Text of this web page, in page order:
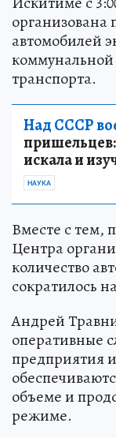
организована
автомобилей
транспорта.
Над СССР
пришельцев:
искала и
НАУКА
Вместе с тем,
Центра
количество
сократилось
Андрей
оперативные
предприятия
объеме и
режиме.